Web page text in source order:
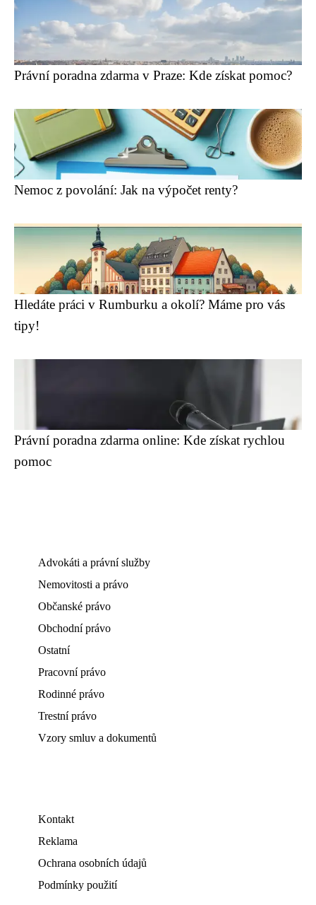
Právní poradna zdarma v Praze: Kde získat pomoc?
Nemoc z povolání: Jak na výpočet renty?
Hledáte práci v Rumburku a okolí? Máme pro vás
tipy!
Právní poradna zdarma online: Kde získat rychlou
pomoc
Advokáti a právní služby
Nemovitosti a právo
Občanské právo
Obchodní právo
Ostatní
Pracovní právo
Rodinné právo
Trestní právo
Vzory smluv a dokumentů
Kontakt
Reklama
Ochrana osobních údajů
Podmínky použití